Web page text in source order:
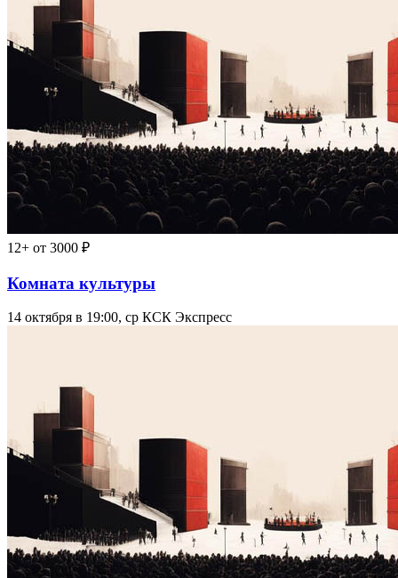
12+ от 3000 ₽
Комната культуры
14 октября в 19:00, ср КСК Экспресс